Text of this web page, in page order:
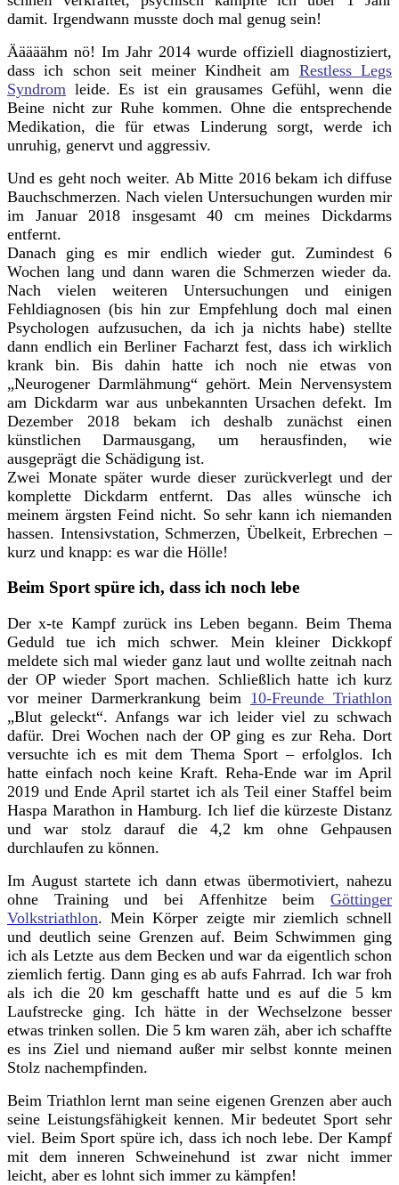
damit. Irgendwann musste doch mal genug sein!
Ääääähm nö! Im Jahr 2014 wurde offiziell diagnostiziert,
dass ich schon seit meiner Kindheit am Restless Legs
Syndrom leide. Es ist ein grausames Gefühl, wenn die
Beine nicht zur Ruhe kommen. Ohne die entsprechende
Medikation, die für etwas Linderung sorgt, werde ich
unruhig, genervt und aggressiv.
Und es geht noch weiter. Ab Mitte 2016 bekam ich diffuse
Bauchschmerzen. Nach vielen Untersuchungen wurden mir
im Januar 2018 insgesamt 40 cm meines Dickdarms
entfernt.
Danach ging es mir endlich wieder gut. Zumindest 6
Wochen lang und dann waren die Schmerzen wieder da.
Nach vielen weiteren Untersuchungen und einigen
Fehldiagnosen (bis hin zur Empfehlung doch mal einen
Psychologen aufzusuchen, da ich ja nichts habe) stellte
dann endlich ein Berliner Facharzt fest, dass ich wirklich
krank bin. Bis dahin hatte ich noch nie etwas von
„Neurogener Darmlähmung“ gehört. Mein Nervensystem
am Dickdarm war aus unbekannten Ursachen defekt. Im
Dezember 2018 bekam ich deshalb zunächst einen
künstlichen Darmausgang, um herausfinden, wie
ausgeprägt die Schädigung ist.
Zwei Monate später wurde dieser zurückverlegt und der
komplette Dickdarm entfernt. Das alles wünsche ich
meinem ärgsten Feind nicht. So sehr kann ich niemanden
hassen. Intensivstation, Schmerzen, Übelkeit, Erbrechen –
kurz und knapp: es war die Hölle!
Beim Sport spüre ich, dass ich noch lebe
Der x-te Kampf zurück ins Leben begann. Beim Thema
Geduld tue ich mich schwer. Mein kleiner Dickkopf
meldete sich mal wieder ganz laut und wollte zeitnah nach
der OP wieder Sport machen. Schließlich hatte ich kurz
vor meiner Darmerkrankung beim 10-Freunde Triathlon
„Blut geleckt“. Anfangs war ich leider viel zu schwach
dafür. Drei Wochen nach der OP ging es zur Reha. Dort
versuchte ich es mit dem Thema Sport – erfolglos. Ich
hatte einfach noch keine Kraft. Reha-Ende war im April
2019 und Ende April startet ich als Teil einer Staffel beim
Haspa Marathon in Hamburg. Ich lief die kürzeste Distanz
und war stolz darauf die 4,2 km ohne Gehpausen
durchlaufen zu können.
Im August startete ich dann etwas übermotiviert, nahezu
ohne Training und bei Affenhitze beim Göttinger
Volkstriathlon. Mein Körper zeigte mir ziemlich schnell
und deutlich seine Grenzen auf. Beim Schwimmen ging
ich als Letzte aus dem Becken und war da eigentlich schon
ziemlich fertig. Dann ging es ab aufs Fahrrad. Ich war froh
als ich die 20 km geschafft hatte und es auf die 5 km
Laufstrecke ging. Ich hätte in der Wechselzone besser
etwas trinken sollen. Die 5 km waren zäh, aber ich schaffte
es ins Ziel und niemand außer mir selbst konnte meinen
Stolz nachempfinden.
Beim Triathlon lernt man seine eigenen Grenzen aber auch
seine Leistungsfähigkeit kennen. Mir bedeutet Sport sehr
viel. Beim Sport spüre ich, dass ich noch lebe. Der Kampf
mit dem inneren Schweinehund ist zwar nicht immer
leicht, aber es lohnt sich immer zu kämpfen!